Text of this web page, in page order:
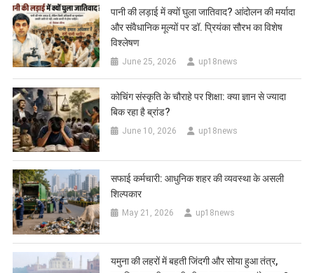
पानी की लड़ाई में क्यों घुला जातिवाद? आंदोलन की मर्यादा
और संवैधानिक मूल्यों पर डॉ. प्रियंका सौरभ का विशेष
विश्लेषण
June 25, 2026 up18news
कोचिंग संस्कृति के चौराहे पर शिक्षा: क्या ज्ञान से ज्यादा
बिक रहा है ब्रांड?
June 10, 2026 up18news
सफाई कर्मचारी: आधुनिक शहर की व्यवस्था के असली
शिल्पकार
May 21, 2026 up18news
यमुना की लहरों में बहती जिंदगी और सोया हुआ तंत्र,